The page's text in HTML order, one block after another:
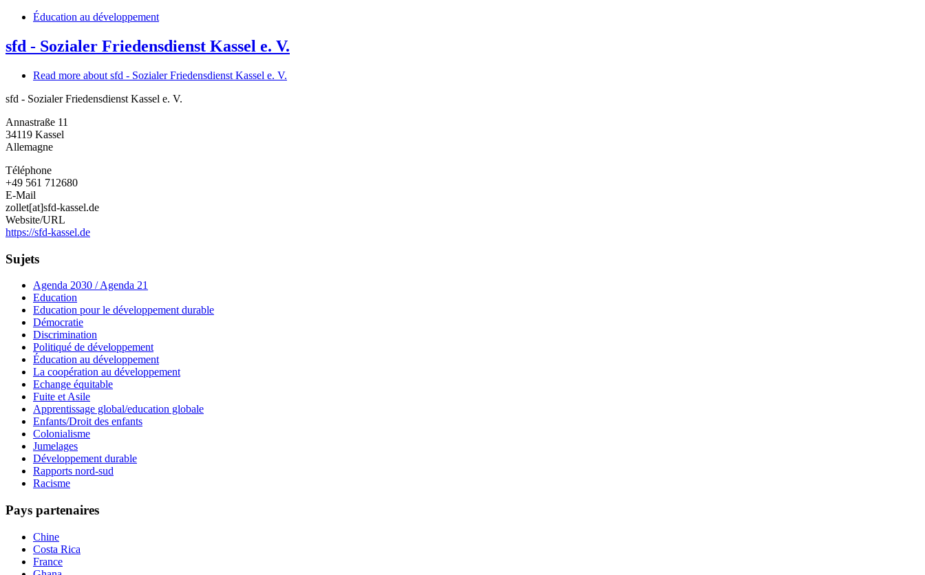
Éducation au développement
sfd - Sozialer Friedensdienst Kassel e. V.
Read more about sfd - Sozialer Friedensdienst Kassel e. V.
sfd - Sozialer Friedensdienst Kassel e. V.
Annastraße 11
34119 Kassel
Allemagne
Téléphone
+49 561 712680
E-Mail
zollet[at]sfd-kassel.de
Website/URL
https://sfd-kassel.de
Sujets
Agenda 2030 / Agenda 21
Education
Education pour le développement durable
Démocratie
Discrimination
Politiqué de développement
Éducation au développement
La coopération au développement
Echange équitable
Fuite et Asile
Apprentissage global/education globale
Enfants/Droit des enfants
Colonialisme
Jumelages
Développement durable
Rapports nord-sud
Racisme
Pays partenaires
Chine
Costa Rica
France